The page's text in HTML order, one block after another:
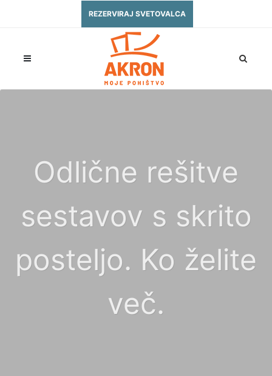
REZERVIRAJ SVETOVALCA
Odlične rešitve
sestavov s skrito
posteljo. Ko želite
več.